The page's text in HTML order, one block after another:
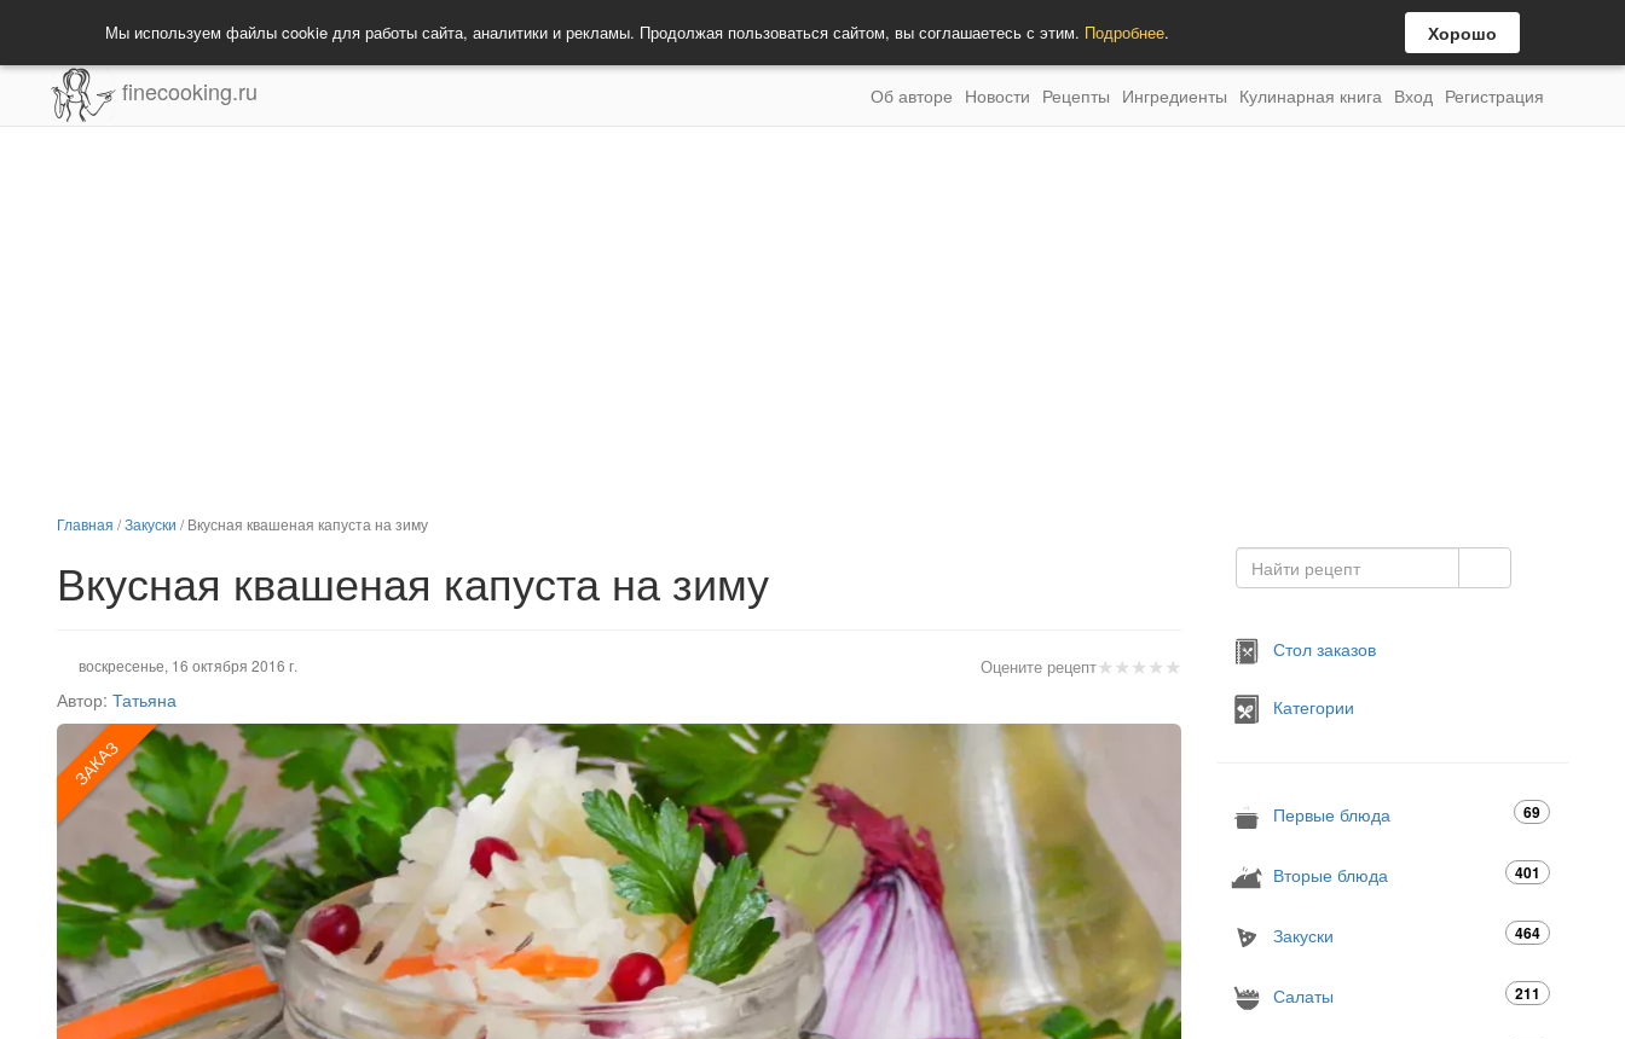
Мы используем файлы cookie для работы сайта, аналитики и рекламы. Продолжая пользоваться сайтом, вы соглашаетесь с этим. Подробнее. Хорошо
finecooking.ru Об авторе Новости Рецепты Ингредиенты Кулинарная книга Вход Регистрация
Главная /Закуски /Вкусная квашеная капуста на зиму
Вкусная квашеная капуста на зиму
★★★★★
Оцените рецепт
воскресенье, 16 октября 2016 г.
Автор: Татьяна
ЗАКАЗ
Стол заказов
Категории
Первые блюда 69
Вторые блюда 401
Закуски 464
Салаты 211